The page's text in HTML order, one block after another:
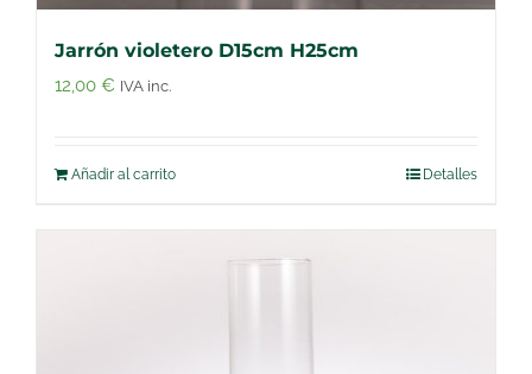
Jarrón violetero D15cm H25cm
12,00 € IVA inc.
Añadir al carrito Detalles